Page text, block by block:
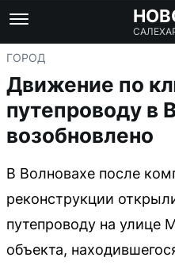
ГОРОД
Движение по
путепроводу в
возобновлено
В Волновахе после
реконструкции
путепроводу на улице
объекта,